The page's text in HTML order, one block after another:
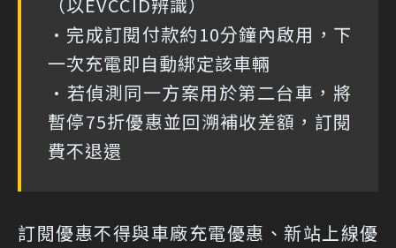
•完成訂閱付款約10分鐘內啟用，下
一次充電即自動綁定該車輛
•若偵測同一方案用於第二台車，將
暫停75折優惠並回溯補收差額，訂閱
費不退還
訂閱優惠不得與車廠充電優惠、新站上線優